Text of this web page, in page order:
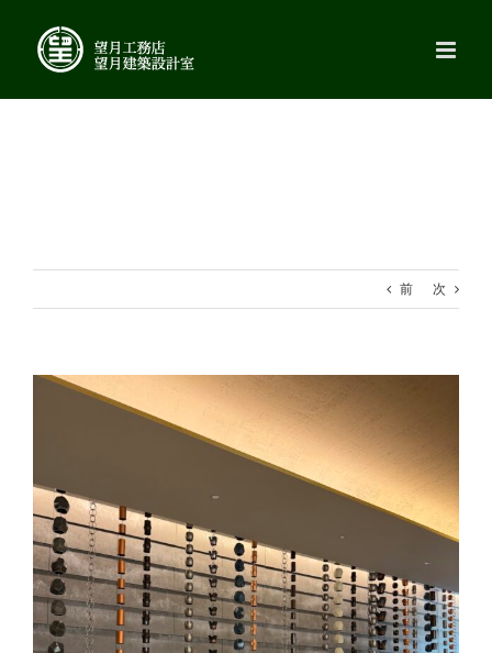
content
前 次
View